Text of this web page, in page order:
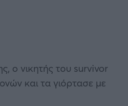
ο νικητής του survivor
και τα γιόρτασε με